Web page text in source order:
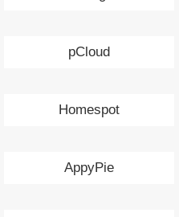
pCloud
Homespot
AppyPie